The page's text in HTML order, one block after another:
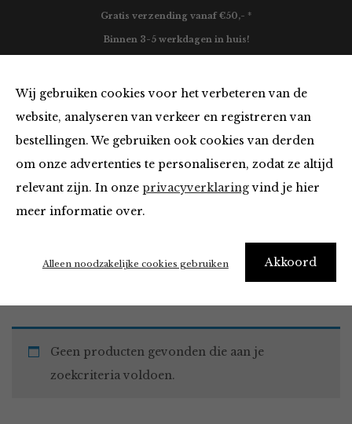
Wij gebruiken cookies voor het verbeteren van de
website, analyseren van verkeer en registreren van
bestellingen. We gebruiken ook cookies van derden
om onze advertenties te personaliseren, zodat ze altijd
relevant zijn. In onze privacyverklaringvind je hier
meer informatie over.
Akkoord
Alleen noodzakelijke cookies gebruiken
Gratis verzending vanaf €50,- *
Binnen 3-5 werkdagen in huis!
Jurken en Rokken
Home Winkel Kleding Jurken en Rokken
Geen producten gevonden die aan je
zoekcriteria voldoen.